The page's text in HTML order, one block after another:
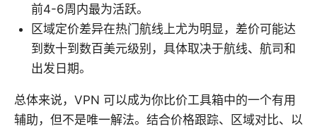
前4-6周内最为活跃。
区域定价差异在热门航线上尤为明显，差价可能达
到数十到数百美元级别，具体取决于航线、航司和
出发日期。
总体来说，VPN 可以成为你比价工具箱中的一个有用
辅助，但不是唯一解法。结合价格跟踪、区域对比、以